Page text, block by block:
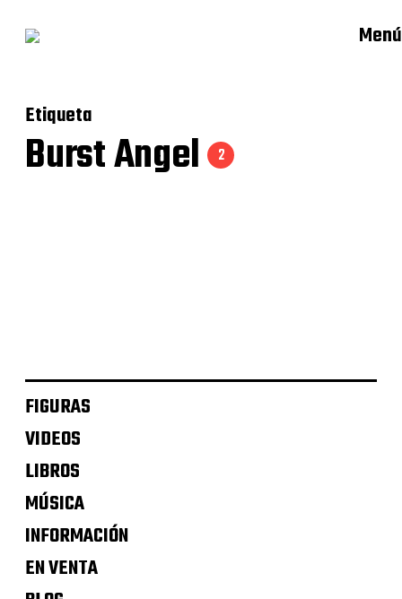
Menú
Etiqueta
Burst Angel 2
FIGURAS
VIDEOS
LIBROS
MÚSICA
INFORMACIÓN
EN VENTA